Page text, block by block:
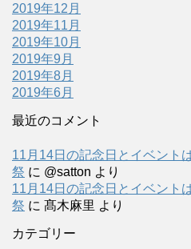
2019年12月
2019年11月
2019年10月
2019年9月
2019年8月
2019年6月
最近のコメント
11月14日の記念日とイベント
祭 に @satton より
11月14日の記念日とイベント
祭 に 髙木麻里 より
カテゴリー